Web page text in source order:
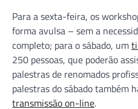
Para a sexta-feira, os
forma avulsa – sem a
completo; para o sábado, um
250 pessoas, que poderão
palestras de renomados
palestras do sábado também
transmissão on-line.